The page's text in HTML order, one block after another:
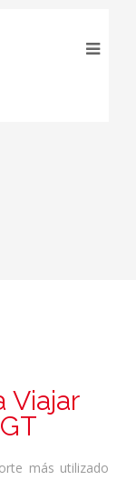
Viajar
más utilizado